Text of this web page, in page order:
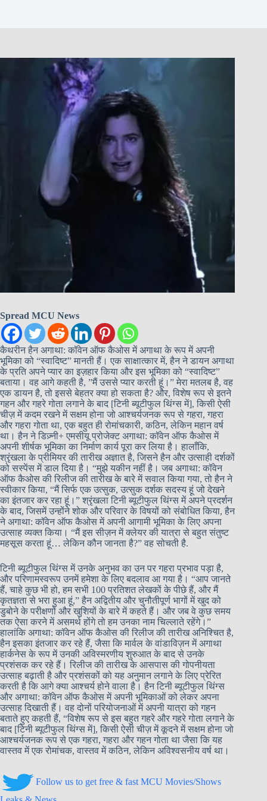
Spread MCU News
कैथरीन हैन अगाथा: कॉवेन ऑफ कैओस में अगाथा के रूप में अपनी
भूमिका को “स्वादिष्ट” मानती हैं। एक साक्षात्कार में, हैन ने डायन अगाथा
के प्रति अपने प्यार का इज़हार किया और इस भूमिका को “स्वादिष्ट”
बताया। वह आगे कहती है, ”मैं उससे प्यार करती हूं।” मेरा मतलब है, वह
एक डायन है, तो इससे बेहतर क्या हो सकता है? और, विशेष रूप से इतने
गहन और गहरे गोता लगाने के बाद [टिनी ब्यूटीफुल थिंग्स में], किसी ऐसी
चीज़ में कदम रखने में सक्षम होना जो आश्चर्यजनक रूप से गहरा, गहरा
और गहरा गोता था, एक बहुत ही रोमांचकारी, कठिन, लेकिन महान वर्ष
था। हैन ने डिज़्नी+ एमसीयू प्रोजेक्ट अगाथा: कॉवेन ऑफ कैओस में
अपनी शीर्षक भूमिका का निर्माण कार्य पूरा कर लिया है। हालाँकि,
श्रृंखला के प्रीमियर की तारीख अज्ञात है, जिसने हैन और उत्साही दर्शकों
को सस्पेंस में डाल दिया है। “मुझे यकीन नहीं है। जब अगाथा: कॉवेन
ऑफ कैओस की रिलीज की तारीख के बारे में सवाल किया गया, तो हैन ने
स्वीकार किया, “मैं सिर्फ एक उत्सुक, उत्सुक दर्शक सदस्य हूं जो देखने
का इंतजार कर रहा हूं।” श्रृंखला टिनी ब्यूटीफुल थिंग्स में अपने प्रदर्शन
के बाद, जिसमें उन्होंने शोक और परिवार के विषयों को संबोधित किया, हैन
ने अगाथा: कॉवेन ऑफ कैओस में अपनी आगामी भूमिका के लिए अपना
उत्साह व्यक्त किया। “मैं इस सीज़न में क्लेयर की यात्रा से बहुत संतुष्ट
महसूस करता हूं… लेकिन कौन जानता है?” वह सोचती है.
टिनी ब्यूटीफुल थिंग्स में उनके अनुभव का उन पर गहरा प्रभाव पड़ा है,
और परिणामस्वरूप उनमें हमेशा के लिए बदलाव आ गया है। “आप जानते
हैं, चाहे कुछ भी हो, हम सभी 100 प्रतिशत लेखकों के पीछे हैं, और मैं
कृतज्ञता से भरा हुआ हूं,” हैन अद्वितीय और चुनौतीपूर्ण भागों में खुद को
डुबोने के परीक्षणों और खुशियों के बारे में कहते हैं। और जब वे कुछ समय
तक ऐसा करने में असमर्थ होंगे तो हम उनका नाम चिल्लाते रहेंगे।”
हालांकि अगाथा: कॉवेन ऑफ कैओस की रिलीज की तारीख अनिश्चित है,
हैन इसका इंतजार कर रहे हैं, जैसा कि मार्वल के वांडाविज़न में अगाथा
हार्कनेस के रूप में उनकी अविस्मरणीय शुरुआत के बाद से उनके
प्रशंसक कर रहे हैं। रिलीज की तारीख के आसपास की गोपनीयता
उत्साह बढ़ाती है और प्रशंसकों को यह अनुमान लगाने के लिए प्रेरित
करती है कि आगे क्या आश्चर्य होने वाला है। हैन टिनी ब्यूटीफुल थिंग्स
और अगाथा: कॉवेन ऑफ कैओस में अपनी भूमिकाओं को लेकर अपना
उत्साह दिखाती हैं। वह दोनों परियोजनाओं में अपनी यात्रा को गहन
बताते हुए कहती हैं, “विशेष रूप से इस बहुत गहरे और गहरे गोता लगाने के
बाद [टिनी ब्यूटीफुल थिंग्स में], किसी ऐसी चीज़ में कूदने में सक्षम होना जो
आश्चर्यजनक रूप से एक गहरा, गहरा और गहन गोता था जैसा कि यह
वास्तव में एक रोमांचक, वास्तव में कठिन, लेकिन अविश्वसनीय वर्ष था।
Follow us to get free & fast MCU Movies/Shows